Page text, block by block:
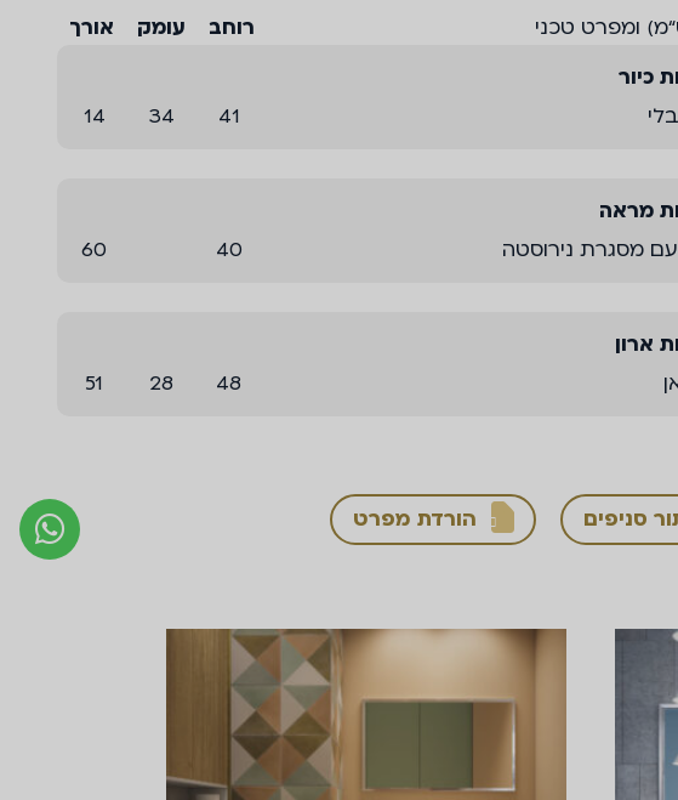
ומפרט טכני רוחב עומק
אורך
כיור
41
34
14
מראה
מסגרת נירוסטה
40
60
ארון
48
28
51
סניפים  הורדת מפרט